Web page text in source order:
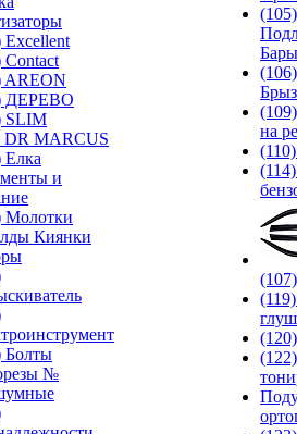
Excellent
Contact
AREON
ДЕРЕВО
SLIM
DR MARCUS
Елка
и
Молотки
Киянки
Болты
№
(105)
Бары
(106)
на